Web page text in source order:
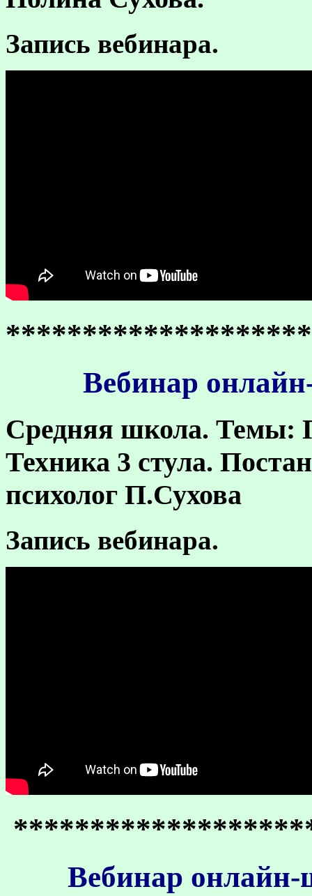
Запись вебинара.
Вебинар
Средняя школа. Темы:
Техника 3 стула.
психолог П.Сухова
Запись вебинара.
Вебинар